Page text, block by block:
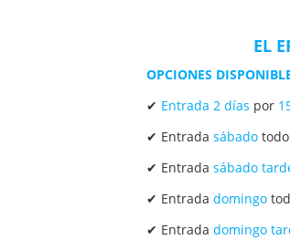
EL
OPCIONES
✔ Entrada 2 días por
✔ Entrada sábado
✔ Entrada sábado
✔ Entrada domingo
✔ Entrada domingo